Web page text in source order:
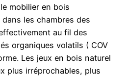
mobilier en bois
les chambres des
au fil des
organiques volatils ( COV
Les jeux en bois naturel
plus irréprochables, plus